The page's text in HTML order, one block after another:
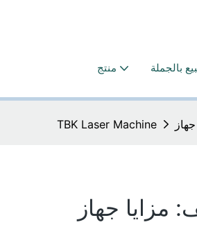
منتج بالجملة
TBK Laser Machine